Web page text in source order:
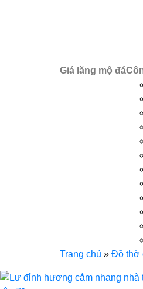
Giá lăng mộ đá
Trang chủ » Đồ thờ